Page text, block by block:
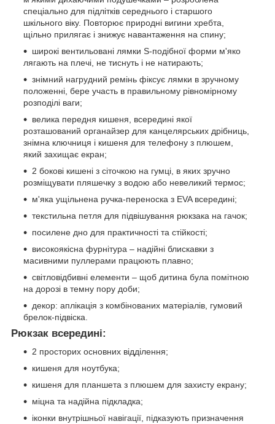
спеціально для підлітків середнього і старшого
шкільного віку. Повторює природні вигини хребта,
щільно прилягає і знижує навантаження на спину;
широкі вентильовані лямки S-подібної форми м'яко
лягають на плечі, не тиснуть і не натирають;
знімний нагрудний ремінь фіксує лямки в зручному
положенні, бере участь в правильному рівномірному
розподілі ваги;
велика передня кишеня, всередині якої
розташований органайзер для канцелярських дрібниць,
знімна ключниця і кишеня для телефону з плюшем,
який захищає екран;
2 бокові кишені з сіточкою на гумці, в яких зручно
розміщувати пляшечку з водою або невеликий термос;
м'яка ущільнена ручка-переноска з EVA всередині;
текстильна петля для підвішування рюкзака на гачок;
посилене дно для практичності та стійкості;
високоякісна фурнітура – надійні блискавки з
масивними пуллерами працюють плавно;
світловідбивні елементи – щоб дитина була помітною
на дорозі в темну пору доби;
декор: аплікація з комбінованих матеріалів, гумовий
брелок-підвіска.
Рюкзак всередині:
2 просторих основних відділення;
кишеня для ноутбука;
кишеня для планшета з плюшем для захисту екрану;
міцна та надійна підкладка;
іконки внутрішньої навігації, підказують призначення